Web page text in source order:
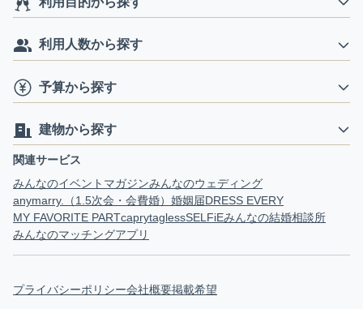
利用人数から探す
予算から探す
建物から探す
関連サービス
みんなのイベントマガジンみんなのウェディング
anymarry.（1.5次会・会費婚） 婚姻届DRESS EVERY
MY FAVORITE PARTcaprytaglessSELFiEみんなの結婚相談所
みんなのマッチングアプリ
プライバシーポリシー会社概要掲載希望